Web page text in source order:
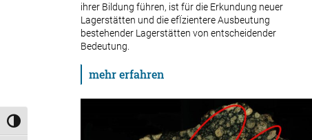
Umschalten auf hohe Kontraste
ihrer Bildung führen, ist für die Erkundung neuer
Lagerstätten und die efÏzientere Ausbeutung
bestehender Lagerstätten von entscheidender
Bedeutung.
mehr erfahren